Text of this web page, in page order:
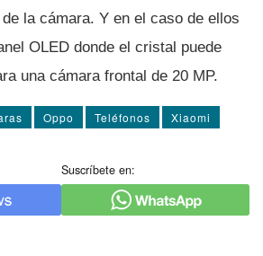
la cámara. Y en el caso de ellos
OLED donde el cristal puede
una cámara frontal de 20 MP.
Oppo Teléfonos Xiaomi
Suscríbete en: